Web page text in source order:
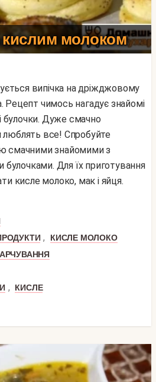
кислим молоком
Рецепт чимось нагадує знайомі
булочки. Дуже смачно
люблять все! Спробуйте
смачними знайомими з
Для їх приготування
кисле молоко, мак і яйця.
,
КИСЛЕ МОЛОКО
, КИСЛЕ